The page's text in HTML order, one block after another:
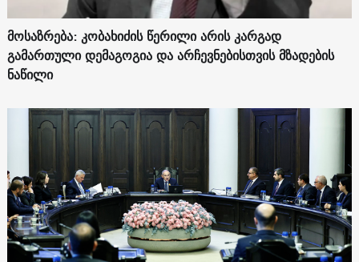
მოსაზრება: კობახიძის წერილი არის კარგად
გამართული დემაგოგია და არჩევნებისთვის მზადების
ნაწილი